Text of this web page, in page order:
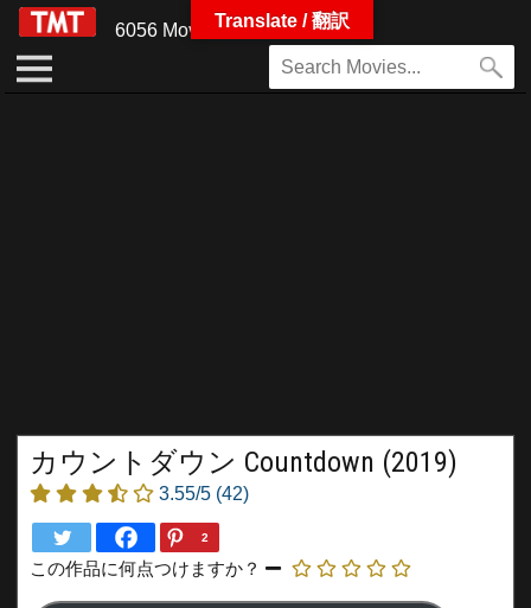
6056 Movies
カウントダウン Countdown (2019)
3.55/5 (42)
2
この作品に何点つけますか？
Translate / 翻訳